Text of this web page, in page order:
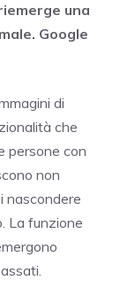
una
Google
di
che
persone con
non
nascondere
La funzione